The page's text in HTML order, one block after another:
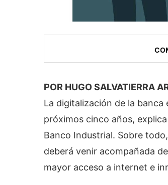
POR HUGO SALVATIERRA
La digitalización de la
próximos cinco años,
Banco Industrial. Sobre
deberá venir acompañada
mayor acceso a internet e